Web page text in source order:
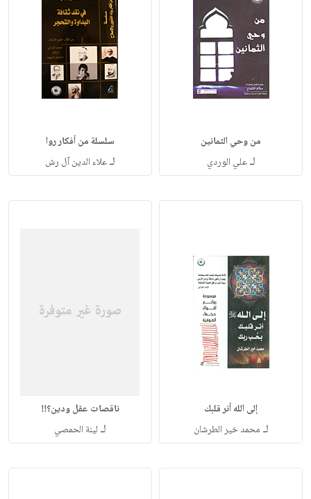
من وحي الثمانين
لـعلي الوردي
سلسلة من أفكار روا
لـعلاء الدين آل رش
إلى الله أنر قلبك
لـ محمد خير الطرشان
ناقصات عقل ودين؟!!
لـ لينة الحمصي